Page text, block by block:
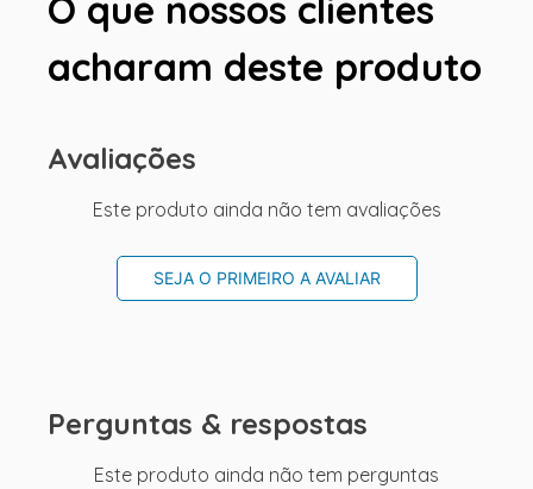
O que nossos clientes
acharam deste produto
Avaliações
Este produto ainda não tem avaliações
SEJA O PRIMEIRO A AVALIAR
Perguntas & respostas
Este produto ainda não tem perguntas